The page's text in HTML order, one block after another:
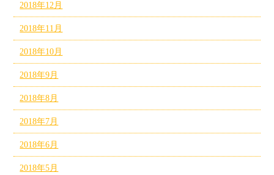
2018年12月
2018年11月
2018年10月
2018年9月
2018年8月
2018年7月
2018年6月
2018年5月